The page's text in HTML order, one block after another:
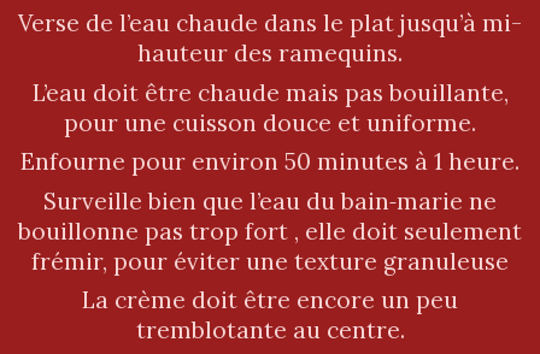
Verse de l’eau chaude dans le plat jusqu’à mi-
hauteur des ramequins.
L’eau doit être chaude mais pas bouillante,
pour une cuisson douce et uniforme.
Enfourne pour environ 50 minutes à 1 heure.
Surveille bien que l’eau du bain‑marie ne
bouillonne pas trop fort , elle doit seulement
frémir, pour éviter une texture granuleuse
La crème doit être encore un peu
tremblotante au centre.